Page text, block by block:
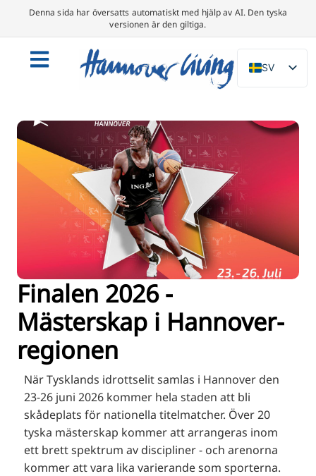
Denna sida har översatts automatiskt med hjälp av AI. Den tyska
versionen är den giltiga.
SV
DE
NL
DA
PT
RU
JA
UK
BG
Finalen 2026 -
Mästerskap i Hannover-
regionen
När Tysklands idrottselit samlas i Hannover den
23-26 juni 2026 kommer hela staden att bli
skådeplats för nationella titelmatcher. Över 20
tyska mästerskap kommer att arrangeras inom
ett brett spektrum av discipliner - och arenorna
kommer att vara lika varierande som sporterna.